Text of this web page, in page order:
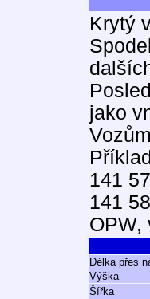
Krytý
jako
141
141
OPW,
Délka přes
Výška
Šířka